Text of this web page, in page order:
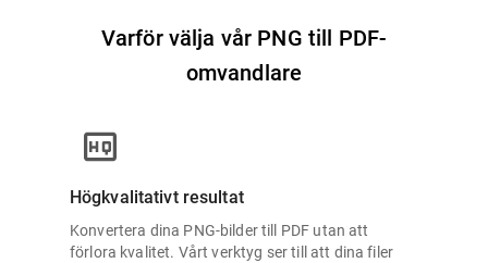
Varför välja vår PNG till PDF-
omvandlare
Högkvalitativt resultat
Konvertera dina PNG-bilder till PDF utan att
förlora kvalitet. Vårt verktyg ser till att dina filer